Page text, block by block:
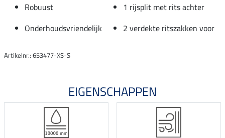
Robuust
1 rijsplit met rits achter
Onderhoudsvriendelijk
2 verdekte ritszakken voor
Artikelnr.: 653477-XS-S
EIGENSCHAPPEN